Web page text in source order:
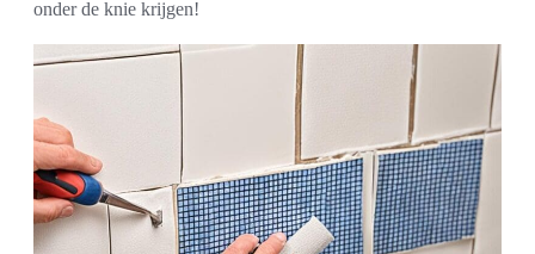
onder de knie krijgen!